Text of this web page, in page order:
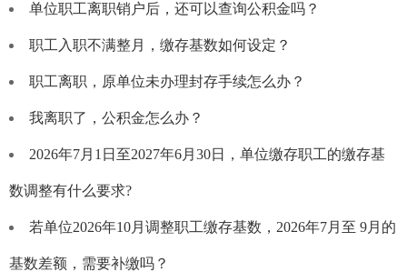
单位职工离职销户后，还可以查询公积金吗？
职工入职不满整月，缴存基数如何设定？
职工离职，原单位未办理封存手续怎么办？
我离职了，公积金怎么办？
2026年7月1日至2027年6月30日，单位缴存职工的缴存基
数调整有什么要求?
若单位2026年10月调整职工缴存基数，2026年7月至 9月的
基数差额，需要补缴吗？